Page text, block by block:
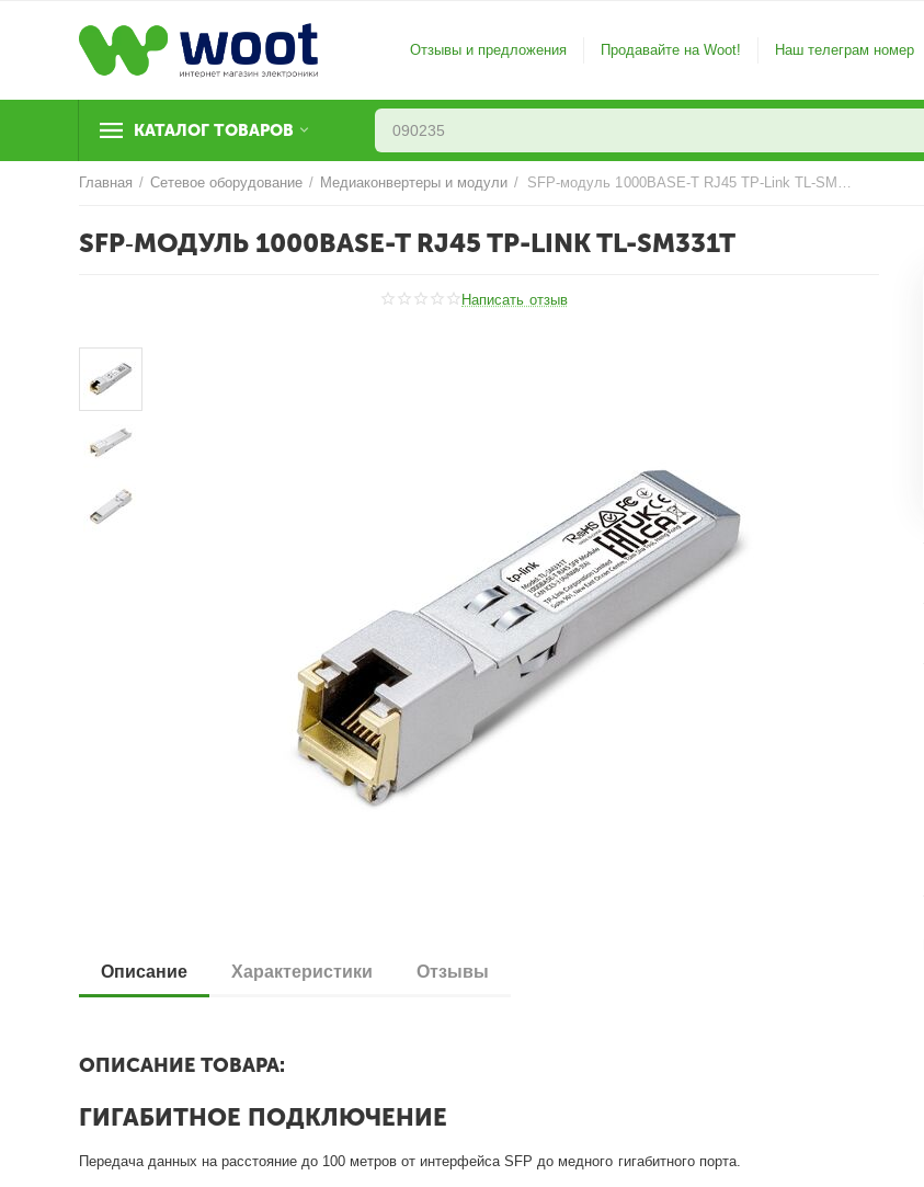
Отзывы и предложения Продавайте на Woot! Наш телеграм номер
КАТАЛОГ ТОВАРОВ
Главная / Сетевое оборудование / Медиаконвертеры и модули / SFP‑модуль 1000BASE-T RJ45 TP-Link TL-SM331T
SFP‑МОДУЛЬ 1000BASE-T RJ45 TP-LINK TL-SM331T
Написать отзыв
Описание Характеристики Отзывы
ОПИСАНИЕ ТОВАРА:
ГИГАБИТНОЕ ПОДКЛЮЧЕНИЕ
Передача данных на расстояние до 100 метров от интерфейса SFP до медного гигабитного порта.